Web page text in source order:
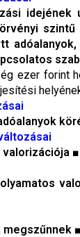
idejének
szintű
ezer forint
megszűnnek